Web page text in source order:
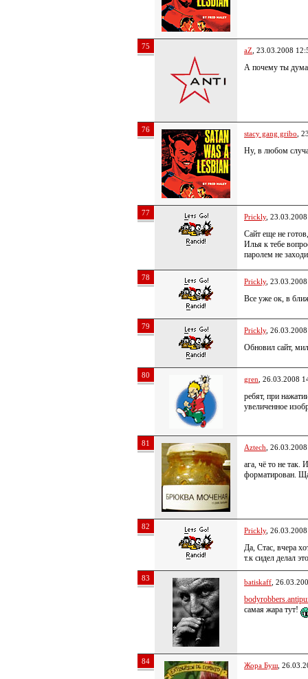
75 aZ , 23.03.2008
А почему ты
76 stacy gang gribo ,
Ну, в любом
77 Prickly,
Сайт еще не
Илья к тебе
паролем не
78 Prickly,
Все уже ок, в
79 Prickly,
Обновил сайт,
80 gren , 26.03.2008
ребят, при
увеличенное
81 Aztech ,
ага, чё то не так.
форматирован.
82 Prickly,
Да, Стас, вчера
т.к сидел делал
83 batiskaff ,
самая жара тут!
84 Жора Буш ,